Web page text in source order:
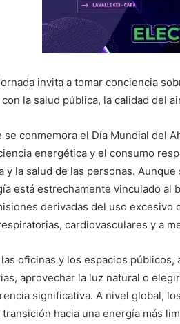
invita a tomar conciencia
la salud pública, la calidad del
se conmemora el Día Mundial del
energética y el consumo
y la salud de las personas.
está estrechamente vinculado al
derivadas del uso
cardiovasculares y a
oficinas y los espacios
aprovechar la luz natural o
significativa. A nivel global,
hacia una energía más